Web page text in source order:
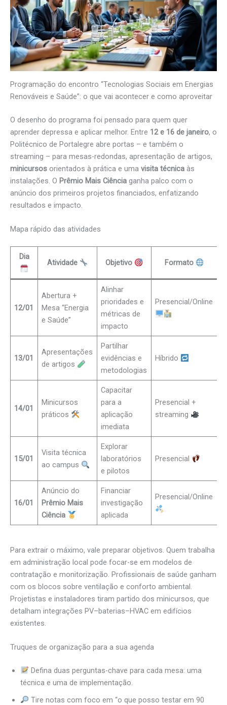
Programação do encontro “Tecnologias Sociais em Energias
Renováveis e Saúde”: o que vai acontecer e como aproveitar
O desenho do programa foi pensado para quem quer
aprender depressa e aplicar melhor. Entre 12 e 16 de janeiro, o
Politécnico de Portalegre abre portas – e também o
streaming – para mesas-redondas, apresentação de artigos,
minicursos orientados à prática e uma visita técnica às
instalações. O Prêmio Mais Ciência ganha palco com o
anúncio dos primeiros projetos financiados, enfatizando
resultados e impacto.
Mapa rápido das atividades
Dia
Atividade Objetivo Formato
12/01
Abertura +
Mesa “Energia
e Saúde”
Alinhar
prioridades e
métricas de
impacto
Presencial/Online
13/01
Apresentações
de artigos
Partilhar
evidências e
metodologias
Híbrido
14/01
Minicursos
práticos
Capacitar
para a
aplicação
imediata
Presencial +
streaming
15/01
Visita técnica
ao campus
Explorar
laboratórios
e pilotos
Presencial
16/01
Anúncio do
Prêmio Mais
Ciência
Financiar
investigação
aplicada
Presencial/Online
Para extrair o máximo, vale preparar objetivos. Quem trabalha
em administração local pode focar-se em modelos de
contratação e monitorização. Profissionais de saúde ganham
com os blocos sobre ventilação e conforto ambiental.
Projetistas e instaladores tiram partido dos minicursos, que
detalham integrações PV–baterias–HVAC em edifícios
existentes.
Truques de organização para a sua agenda
Defina duas perguntas-chave para cada mesa: uma
técnica e uma de implementação.
Tire notas com foco em “o que posso testar em 90